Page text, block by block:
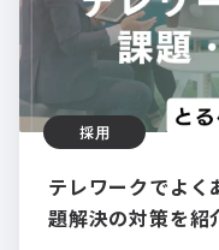
採用
テレワークでよく
題解決の対策を紹